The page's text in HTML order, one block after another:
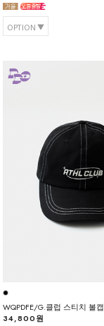
OPTION
WQPDFE/G.클럽 스티치 볼캡
34,800원